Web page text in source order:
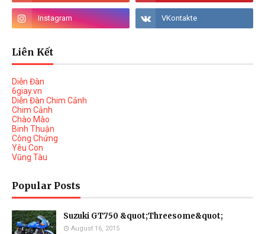
Liên Kết
Diễn Đàn
6giay.vn
Diễn Đàn Chim Cảnh
Chim Cảnh
Chào Mào
Binh Thuận
Công Chứng
Yêu Con
Vũng Tàu
Popular Posts
Suzuki GT750 &quot;Threesome&quot;
August 16, 2015